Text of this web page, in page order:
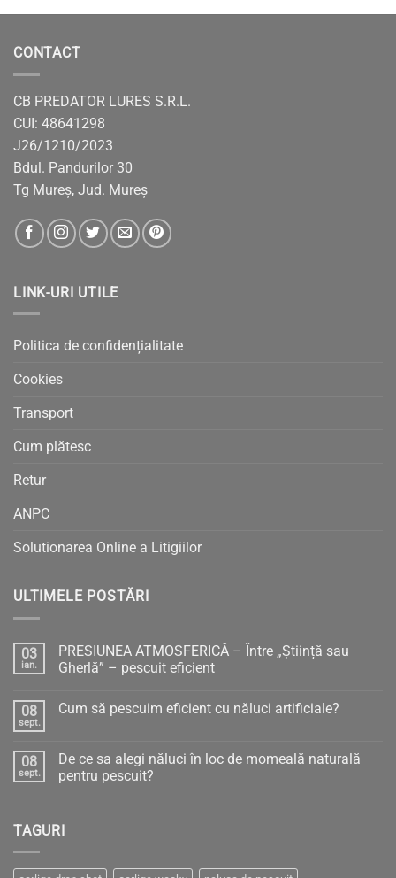
CONTACT
CB PREDATOR LURES S.R.L.
CUI: 48641298
J26/1210/2023
Bdul. Pandurilor 30
Tg Mureș, Jud. Mureș
LINK-URI UTILE
Politica de confidențialitate
Cookies
Transport
Cum plătesc
Retur
ANPC
Solutionarea Online a Litigiilor
ULTIMELE POSTĂRI
03
ian.
PRESIUNEA ATMOSFERICĂ – Între „Știință sau
Gherlă” – pescuit eficient
la
Între
„Știință
sau
eficient
08
sept.
Cum să pescuim eficient cu năluci artificiale?
Cum
să
pescuim
artificiale?
08
sept.
De ce sa alegi năluci în loc de momeală naturală
pentru pescuit?
De
ce
năluci
TAGURI